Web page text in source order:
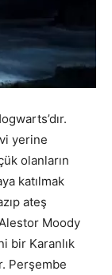
yerine
olanların
katılmak
ateş
Moody
bir Karanlık
Perşembe